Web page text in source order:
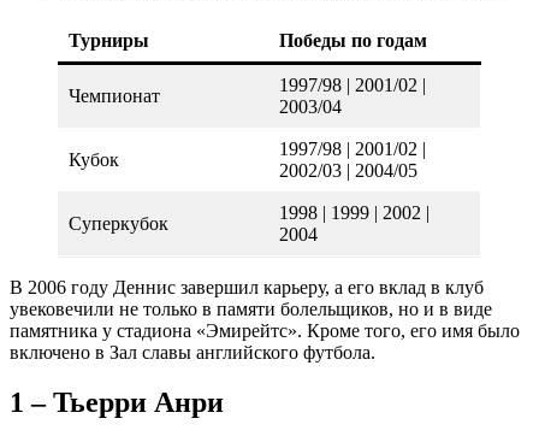
Турниры Победы по годам
Чемпионат
1997/98 | 2001/02 |
2003/04
Кубок
1997/98 | 2001/02 |
2002/03 | 2004/05
Суперкубок
1998 | 1999 | 2002 |
2004
В 2006 году Деннис завершил карьеру, а его вклад в клуб
увековечили не только в памяти болельщиков, но и в виде
памятника у стадиона «Эмирейтс». Кроме того, его имя было
включено в Зал славы английского футбола.
1 – Тьерри Анри